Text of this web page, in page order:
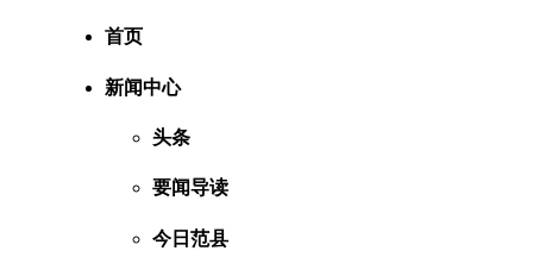
首页
新闻中心
头条
要闻导读
今日范县